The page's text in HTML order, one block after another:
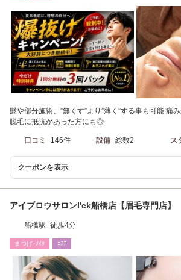
髭や部分施術、”無くす”より”薄く”する事も可能!痛
脱毛に抵抗があった方にも◎
口コミ 146件 設備 総数2 ス
クーポンを表示
アイブロウサロンI'ck船橋店【眉毛専門店】
船橋駅 徒歩4分
まつげ･ﾒｲｸ ｴｽﾃ